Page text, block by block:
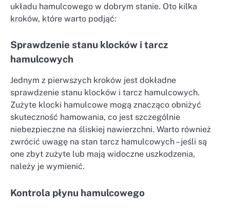
układu hamulcowego w dobrym stanie. Oto kilka
kroków, które warto podjąć:
Sprawdzenie stanu klocków i tarcz
hamulcowych
Jednym z pierwszych kroków jest dokładne
sprawdzenie stanu klocków i tarcz hamulcowych.
Zużyte klocki hamulcowe mogą znacząco obniżyć
skuteczność hamowania, co jest szczególnie
niebezpieczne na śliskiej nawierzchni. Warto również
zwrócić uwagę na stan tarcz hamulcowych – jeśli są
one zbyt zużyte lub mają widoczne uszkodzenia,
należy je wymienić.
Kontrola płynu hamulcowego